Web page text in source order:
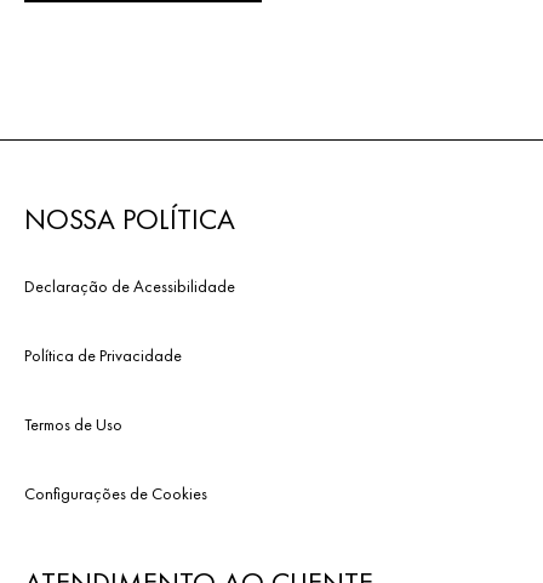
NOSSA POLÍTICA
Declaração de Acessibilidade
Política de Privacidade
Termos de Uso
Configurações de Cookies